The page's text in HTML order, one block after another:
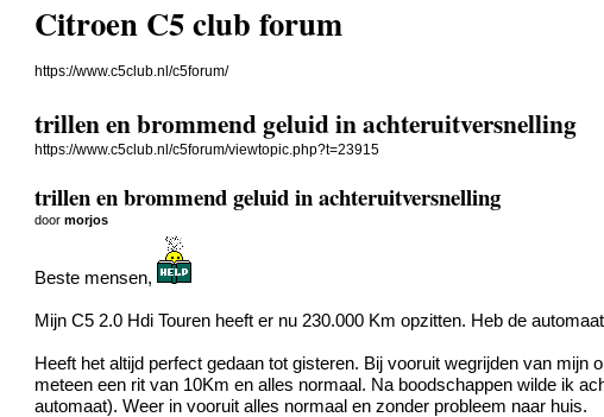
Citroen C5 club forum
https://www.c5club.nl/c5forum/
trillen en brommend geluid in achteruitversnelling
https://www.c5club.nl/c5forum/viewtopic.php?t=23915
trillen en brommend geluid in achteruitversnelling
doormorjos
Beste mensen,
Mijn C5 2.0 Hdi Touren heeft er nu 230.000 Km opzitten. Heb de
Heeft het altijd perfect gedaan tot gisteren. Bij vooruit wegrijden van
meteen een rit van 10Km en alles normaal. Na boodschappen wilde ik
automaat). Weer in vooruit alles normaal en zonder probleem naar huis.